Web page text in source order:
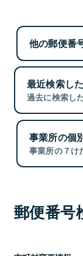
他の郵便番
最近検索し
過去に検索し
事業所の個
事業所の７け
郵便番号